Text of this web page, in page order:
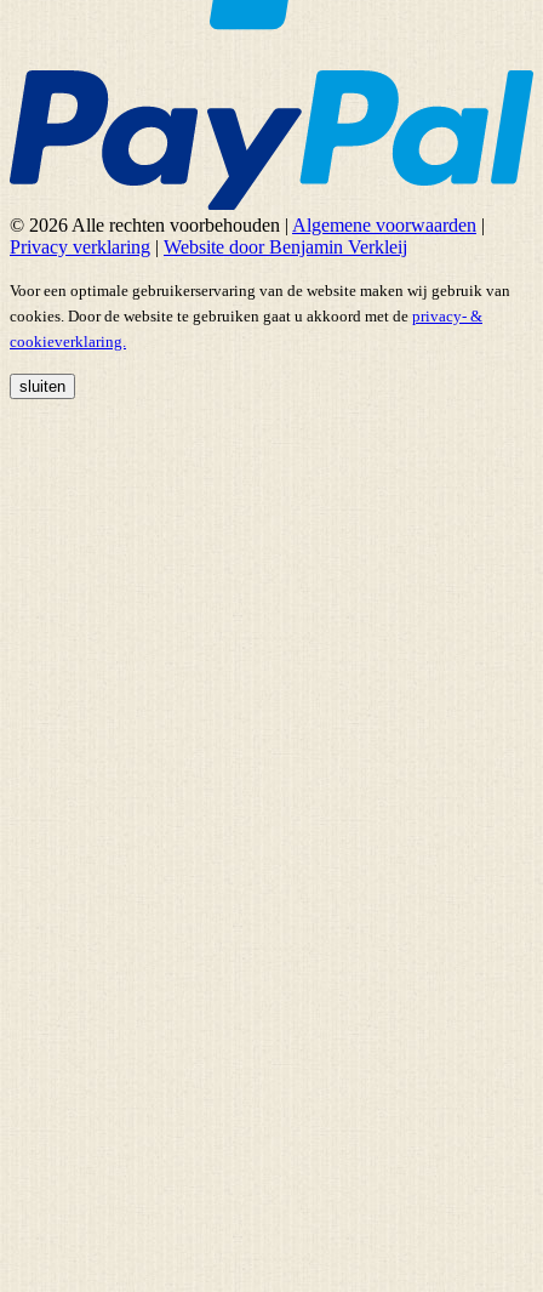
© 2026 Alle rechten voorbehouden | Algemene voorwaarden |
Privacy verklaring | Website door Benjamin Verkleij
Voor een optimale gebruikerservaring van de website maken wij gebruik van
cookies. Door de website te gebruiken gaat u akkoord met de privacy- &
cookieverklaring.
sluiten